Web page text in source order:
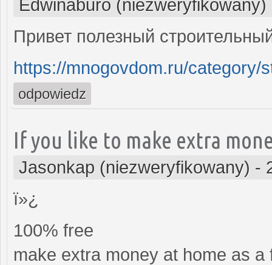
Edwinaburo (niezweryfikowany)
Привет полезный
https://mnogovdom.ru/category/
odpowiedz
If you like to make extra
Jasonkap (niezweryfikowany) -
ï»¿
100% free
make extra money at home as a